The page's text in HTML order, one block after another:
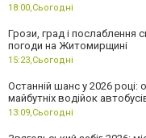
18:00, Сьогодні
Грози, град і послаблення
погоди на Житомирщині
15:23, Сьогодні
Останній шанс у 2026 році:
майбутніх водійок
13:09, Сьогодні